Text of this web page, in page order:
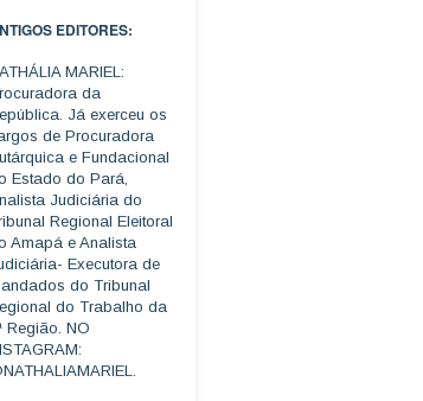
EDITORES:
MARIEL:
da
Já exerceu os
de Procuradora
e Fundacional
Estado do Pará,
Judiciária do
Regional Eleitoral
Amapá e Analista
Executora de
do Tribunal
do Trabalho da
Região. NO